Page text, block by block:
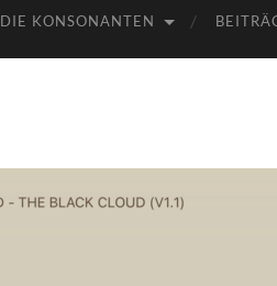
DIE KONSONANTEN